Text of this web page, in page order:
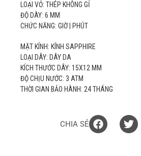
LOẠI VỎ: THÉP KHÔNG GỈ
ĐỘ DÀY: 6 MM
CHỨC NĂNG: GIỜ | PHÚT
MẶT KÍNH: KÍNH SAPPHIRE
LOẠI DÂY: DÂY DA
KÍCH THƯỚC DÂY: 15X12 MM
ĐỘ CHỊU NƯỚC: 3 ATM
THỜI GIAN BẢO HÀNH: 24 THÁNG
CHIA SẺ